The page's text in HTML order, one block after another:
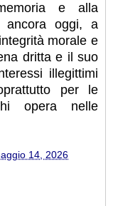
e alla
ancora oggi, a
morale e
dritta e il suo
illegittimi
per le
opera nelle
14, 2026